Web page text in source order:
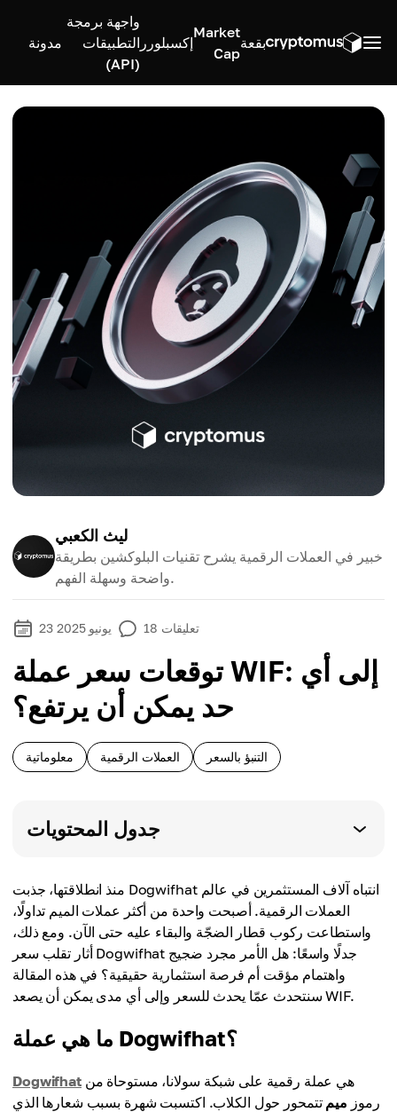
بقعة
Market
Cap
إكسبلورر
واجهة برمجة
التطبيقات
(API)
مدونة
ليث الكعبي
خبير في العملات الرقمية يشرح تقنيات البلوكشين بطريقة
واضحة وسهلة الفهم.
23 يونيو 2025 18 تعليقات
توقعات سعر عملة WIF: إلى أي
حد يمكن أن يرتفع؟
معلوماتية العملات الرقمية التنبؤ بالسعر
جدول المحتويات
منذ انطلاقتها، جذبت Dogwifhat انتباه آلاف المستثمرين في عالم
العملات الرقمية. أصبحت واحدة من أكثر عملات الميم تداولًا،
واستطاعت ركوب قطار الضجّة والبقاء عليه حتى الآن. ومع ذلك،
أثار تقلب سعر Dogwifhat جدلًا واسعًا: هل الأمر مجرد ضجيج
واهتمام مؤقت أم فرصة استثمارية حقيقية؟ في هذه المقالة
سنتحدث عمّا يحدث للسعر وإلى أي مدى يمكن أن يصعد WIF.
ما هي عملة Dogwifhat؟
Dogwifhatهي عملة رقمية على شبكة سولانا، مستوحاة من
رموز ميم تتمحور حول الكلاب. اكتسبت شهرة بسبب شعارها الذي